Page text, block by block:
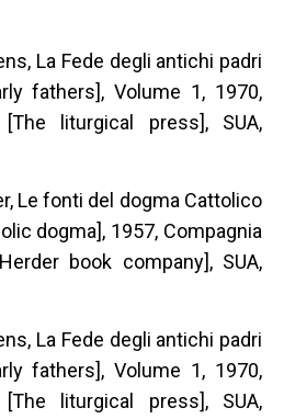
La Fede degli antichi padri
fathers], Volume 1, 1970,
liturgical press], SUA,
Le fonti del dogma Cattolico
dogma], 1957, Compagnia
book company], SUA,
La Fede degli antichi padri
fathers], Volume 1, 1970,
liturgical press], SUA,